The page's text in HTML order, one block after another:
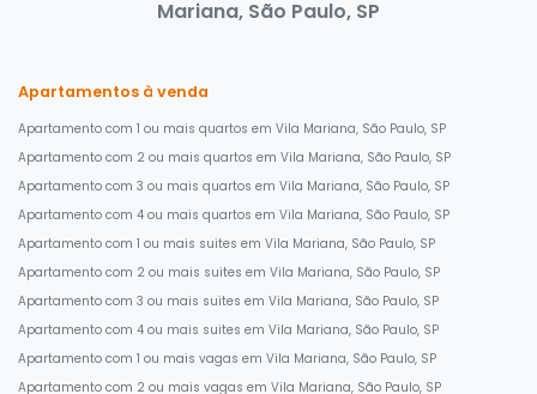
Mariana, São Paulo, SP
Apartamentos à venda
Apartamento com 1 ou mais quartos em Vila Mariana, São Paulo, SP
Apartamento com 2 ou mais quartos em Vila Mariana, São Paulo, SP
Apartamento com 3 ou mais quartos em Vila Mariana, São Paulo, SP
Apartamento com 4 ou mais quartos em Vila Mariana, São Paulo, SP
Apartamento com 1 ou mais suites em Vila Mariana, São Paulo, SP
Apartamento com 2 ou mais suites em Vila Mariana, São Paulo, SP
Apartamento com 3 ou mais suites em Vila Mariana, São Paulo, SP
Apartamento com 4 ou mais suites em Vila Mariana, São Paulo, SP
Apartamento com 1 ou mais vagas em Vila Mariana, São Paulo, SP
Apartamento com 2 ou mais vagas em Vila Mariana, São Paulo, SP